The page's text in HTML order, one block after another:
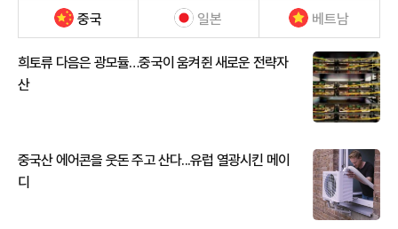
중국 일본 베트남
희토류 다음은 광모듈…중국이 움켜쥔 새로운 전략자
산
중국산 에어콘을 웃돈 주고 산다...유럽 열광시킨 메이
디